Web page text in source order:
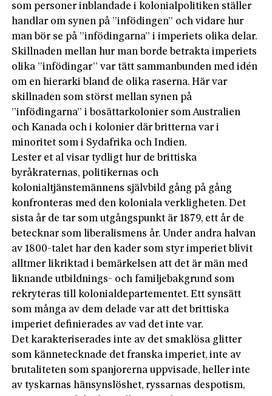
som personer inblandade i kolonialpolitiken ställer
handlar om synen på ”infödingen” och vidare hur
man bör se på ”infödingarna” i imperiets olika delar.
Skillnaden mellan hur man borde betrakta imperiets
olika ”infödingar” var tätt sammanbunden med idén
om en hierarki bland de olika raserna. Här var
skillnaden som störst mellan synen på
”infödingarna” i bosättarkolonier som Australien
och Kanada och i kolonier där britterna var i
minoritet som i Sydafrika och Indien.
Lester et al visar tydligt hur de brittiska
byråkraternas, politikernas och
kolonialtjänstemännens självbild gång på gång
konfronteras med den koloniala verkligheten. Det
sista år de tar som utgångspunkt är 1879, ett år de
betecknar som liberalismens år. Under andra halvan
av 1800-talet har den kader som styr imperiet blivit
alltmer likriktad i bemärkelsen att det är män med
liknande utbildnings- och familjebakgrund som
rekryteras till kolonialdepartementet. Ett synsätt
som många av dem delade var att det brittiska
imperiet definierades av vad det inte var.
Det karakteriserades inte av det smaklösa glitter
som kännetecknade det franska imperiet, inte av
brutaliteten som spanjorerna uppvisade, heller inte
av tyskarnas hänsynslöshet, ryssarnas despotism,